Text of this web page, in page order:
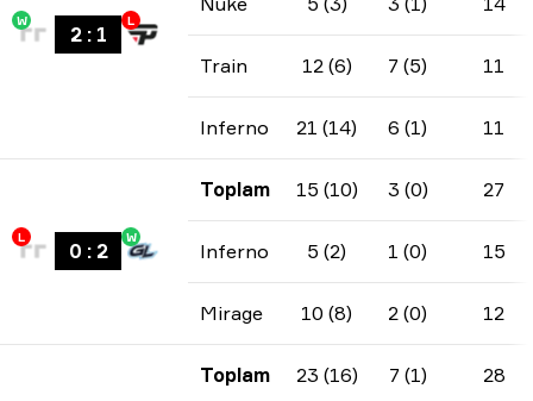
W
2: 1
L
Train 12 (6) 7 (5) 11
Inferno 21 (14) 6 (1) 11
L
0 : 2
W
Toplam 15 (10) 3 (0) 27
Inferno 5 (2) 1 (0) 15
Mirage 10 (8) 2 (0) 12
Toplam 23 (16) 7 (1) 28